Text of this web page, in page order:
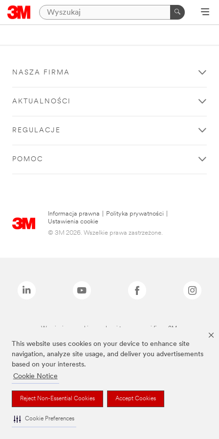
This website uses cookies on your device to enhance site
navigation, analyze site usage, and deliver you advertisements
based on your interests.
Cookie Notice
Reject Non-Essential Cookies Accept Cookies
Cookie Preferences
NASZA FIRMA
AKTUALNOŚCI
REGULACJE
POMOC
Informacja prawna Polityka prywatności
Ustawienia cookie
© 3M 2026. Wszelkie prawa zastrzeżone.
Wymienione marki są znakami towarowymi firmy 3M.